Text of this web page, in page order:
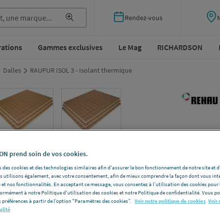
Rendez-vous
Gammes exclusives Le Mag RICHARDSON
Dalles RAUPUR ISOL 3 - Isolant thermique
REHAU
Epaisseur
prend soin de vos cookies.
des cookies et des technologies similaires afin d'assurer le bon fonctionnement de notre site et
utilisons également, avec votre consentement, afin de mieux comprendre la façon dont vous
nos fonctionnalités. En acceptant ce message, vous consentez à l’utilisation des cookies pour
à notre Politique d'utilisation des cookies et notre Politique de confidentialité. Vous
à partir de l’option "Paramètres des cookies”. Voir notre politique de cookies Voir